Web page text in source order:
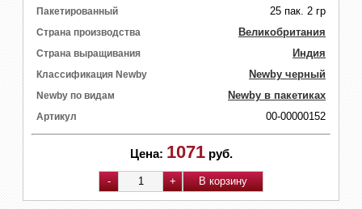
Пакетированный 25 пак. 2 гр
Страна производства Великобритания
Страна выращивания Индия
Классификация Newby Newby черный
Newby по видам Newby в пакетиках
Артикул 00-00000152
Цена: 1071 руб.